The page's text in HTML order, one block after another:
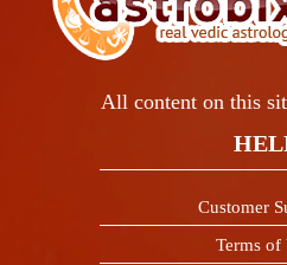
All content on this
Customer
Terms of